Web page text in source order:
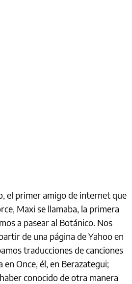
el primer amigo de internet que
Maxi se llamaba, la primera
a pasear al Botánico. Nos
de una página de Yahoo en
traducciones de canciones
en Once, él, en Berazategui;
conocido de otra manera